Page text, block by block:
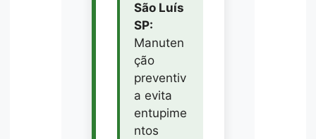
São Luís
SP:
Manuten
ção
preventiv
a evita
entupime
ntos